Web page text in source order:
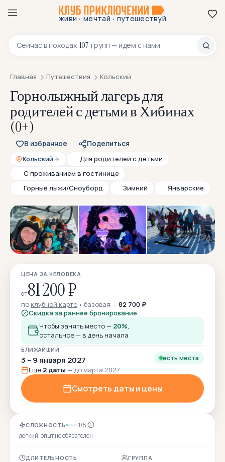
живи · мечтай · путешествуй
Сейчас в походах 107 групп — идём с нами
8 800 200-70-23
Главная Путешествия Кольский
Горнолыжный лагерь для
родителей с детьми в Хибинах
(0+)
В избранное
Поделиться
Кольский
Для родителей с детьми
С проживанием в гостинице
Горные лыжи/Сноуборд
Зимний Январские
НОВИНКА
СЛОЖНОСТЬ 1/5
легкий, опыт не обязателен
ДЛИТЕЛЬНОСТЬ ГРУППА
ЦЕНА ЗА ЧЕЛОВЕКА
от81 200 ₽
по клубной карте базовая —82 700 ₽
Скидка за раннее бронирование
Чтобы занять место — 20%,
остальное — в день начала
БЛИЖАЙШИЙ
3 – 9 января 2027 есть места
Ещё 2 даты — до марта 2027
Смотреть даты и цены